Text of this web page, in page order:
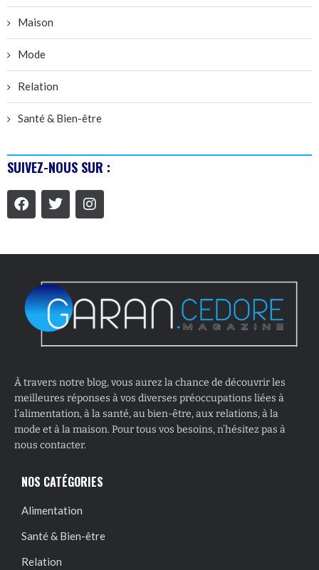
Maison
Mode
Relation
Santé & Bien-être
SUIVEZ-NOUS SUR :
À travers notre blog, vous aurez la chance de découvrir les
meilleures réponses à vos diverses préoccupations liées à
l’alimentation, à la santé, au bien-être, aux relations, à la
mode et à la maison. Pour tous vos besoins, n’hésitez pas à
nous contacter.
NOS CATÉGORIES
Alimentation
Santé & Bien-être
Relation